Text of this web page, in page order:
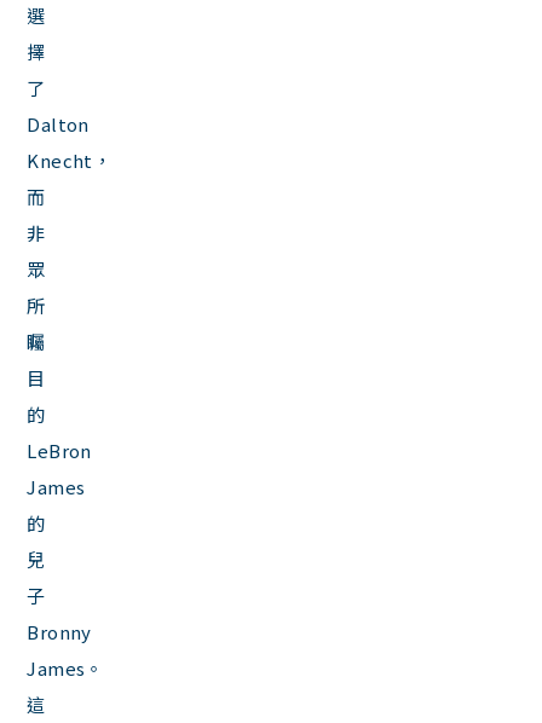
選
擇
了
Dalton
Knecht，
而
非
眾
所
矚
目
的
LeBron
James
的
兒
子
Bronny
James。
這